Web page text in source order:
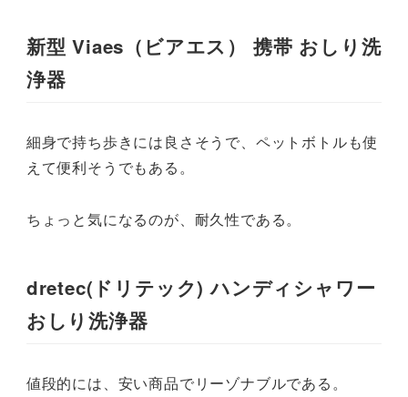
新型 Viaes（ビアエス） 携帯 おしり洗
浄器
細身で持ち歩きには良さそうで、ペットボトルも使
えて便利そうでもある。
ちょっと気になるのが、耐久性である。
dretec(ドリテック) ハンディシャワー
おしり洗浄器
値段的には、安い商品でリーゾナブルである。